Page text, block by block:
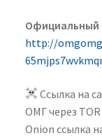
Официальный
http://
Ссылка на
ОМГ через
Onion ссылка